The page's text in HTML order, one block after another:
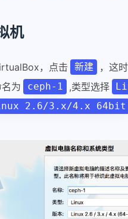
机
，点击 新建
，这
为
ceph-1 ,类型选择
2.6/3.x/4.x 64bit